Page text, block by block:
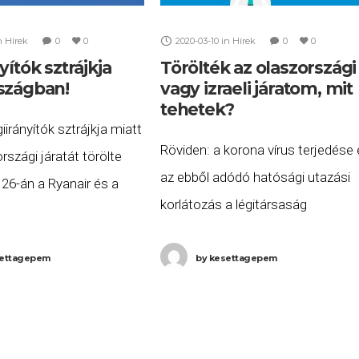
Hírek 0 0
sztrájkja
sztrájkja miatt
járatát törölte
án a Ryanair és a
2020-03-10 in Hírek 0 0
Törölték az olaszországi
vagy izraeli járatom, mit
tehetek?
Röviden: a korona vírus terjedése
az ebből adódó hatósági utazási
korlátozás a légitársaság
körülménynek minősül, így
bykesettagepem